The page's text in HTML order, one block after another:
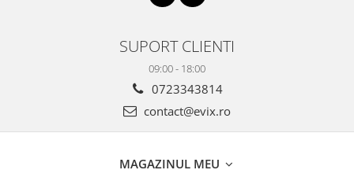
SUPORT CLIENTI
09:00 - 18:00
0723343814
contact@evix.ro
MAGAZINUL MEU